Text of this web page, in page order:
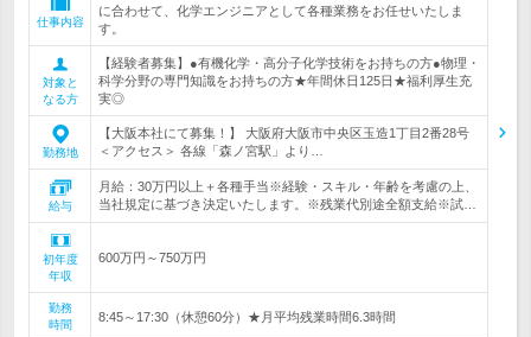
仕事内容
に合わせて、化学エンジニアとして各種業務をお任せいたしま
す。
対象と
なる方
【経験者募集】●有機化学・高分子化学技術をお持ちの方●物理・
科学分野の専門知識をお持ちの方★年間休日125日★福利厚生充
実◎
勤務地
【大阪本社にて募集！】 大阪府大阪市中央区玉造1丁目2番28号
＜アクセス＞ 各線「森ノ宮駅」より…
給与
月給：30万円以上＋各種手当※経験・スキル・年齢を考慮の上、
当社規定に基づき決定いたします。※残業代別途全額支給※試…
初年度
年収
600万円～750万円
勤務
時間
8:45～17:30（休憩60分）★月平均残業時間6.3時間